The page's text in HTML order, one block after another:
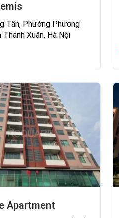
Tấn, Phường Phương
Thanh Xuân, Hà Nội
Apartment